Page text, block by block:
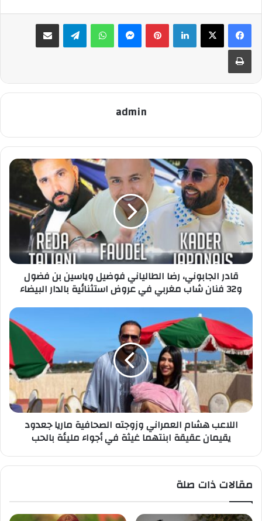
لينكدإن بينتيريست واتساب تيلقرام
طباعة
admin
قادر الجابوني، رضا الطالياني فوضيل وياسين بن فضول
و32 فنان شاب مغربي في عروض استثنائية بالدار البيضاء
اللاعب هشام العمراني وزوجته الصحافية ماريا جعدود
يقيمان عقيقة ابنتهما غيثة في أجواء مليئة بالحب
مقالات ذات صلة